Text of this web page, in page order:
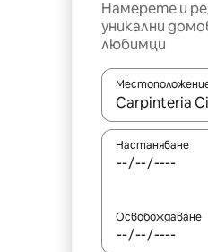
Намерете и
уникални
любимци
Когато
Настаняване
Освобождаване